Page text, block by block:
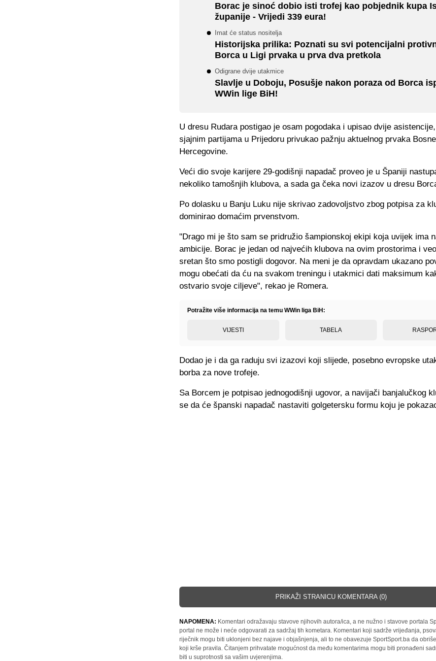
Borac je sinoć dobio isti trofej kao pobjednik kupa
županije - Vrijedi 339 eura!
Imat će status nositelja
Historijska prilika: Poznati su svi potencijalni
Borca u Ligi prvaka u prva dva pretkola
Odigrane dvije utakmice
Slavlje u Doboju, Posušje nakon poraza od Borca
WWin lige BiH!
U dresu Rudara postigao je osam pogodaka i upisao dvije
sjajnim partijama u Prijedoru privukao pažnju aktuelnog prvaka
Hercegovine.
Veći dio svoje karijere 29-godišnji napadač proveo je u Španiji
nekoliko tamošnjih klubova, a sada ga čeka novi izazov u dresu
Po dolasku u Banju Luku nije skrivao zadovoljstvo zbog potpisa za
dominirao domaćim prvenstvom.
"Drago mi je što sam se pridružio šampionskoj ekipi koja uvijek ima
ambicije. Borac je jedan od najvećih klubova na ovim prostorima i
sretan što smo postigli dogovor. Na meni je da opravdam ukazano
mogu obećati da ću na svakom treningu i utakmici dati maksimum
ostvario svoje ciljeve", rekao je Romera.
Potražite više informacija na temu WWin liga BiH:
VIJESTI TABELA
Dodao je i da ga raduju svi izazovi koji slijede, posebno evropske
borba za nove trofeje.
Sa Borcem je potpisao jednogodišnji ugovor, a navijači banjalučkog
se da će španski napadač nastaviti golgetersku formu koju je
PRIKAŽI STRANICU KOMENTARA (0)
NAPOMENA: Komentari odražavaju stavove njihovih autora/ica, a ne nužno i stavove portala
portal ne može i neće odgovarati za sadržaj tih kometara. Komentari koji sadrže vrijeđanja,
riječnik mogu biti uklonjeni bez najave i objašnjenja, ali to ne obavezuje SportSport.ba da
koji krše pravila. Čitanjem prihvatate mogućnost da među komentarima mogu biti pronađeni
biti u suprotnosti sa vašim uvjerenjima.